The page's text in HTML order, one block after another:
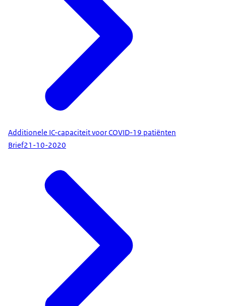
Additionele IC-capaciteit voor COVID-19 patiënten
Brief21-10-2020